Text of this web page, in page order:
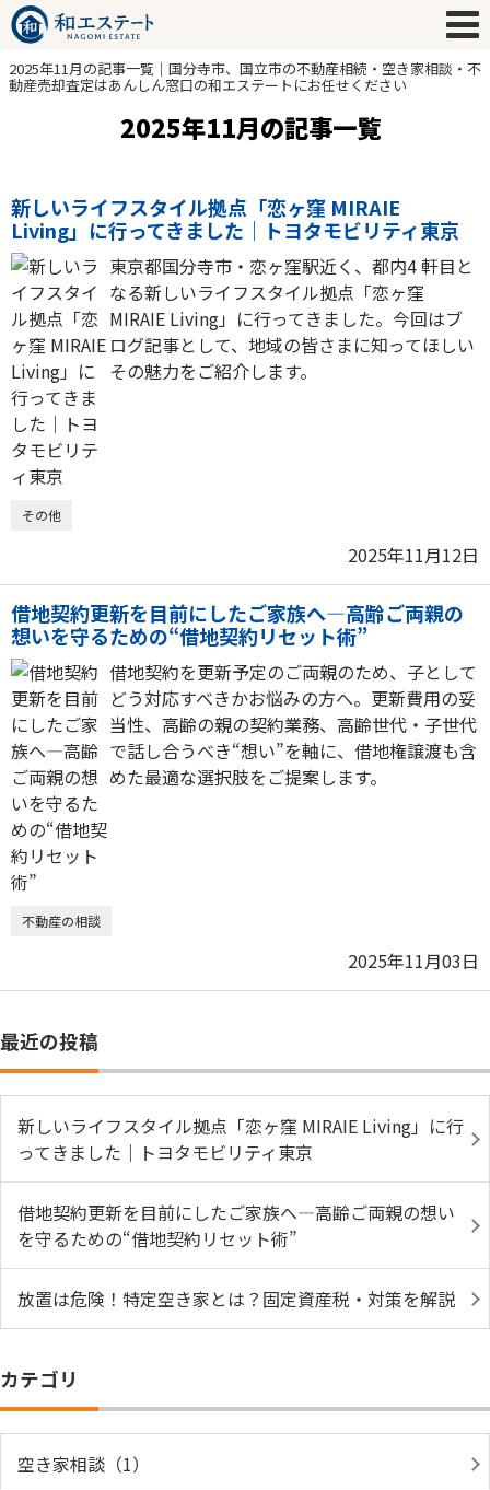
2025年11月の記事一覧｜国分寺市、国立市の不動産相続・空き家相談・不
動産売却査定はあんしん窓口の和エステートにお任せください
2025年11月の記事一覧
新しいライフスタイル拠点「恋ヶ窪 MIRAIE
Living」に行ってきました｜トヨタモビリティ東京
東京都国分寺市・恋ヶ窪駅近く、都内4 軒目と
なる新しいライフスタイル拠点「恋ヶ窪
MIRAIE Living」に行ってきました。今回はブ
ログ記事として、地域の皆さまに知ってほしい
その魅力をご紹介します。
その他
2025年11月12日
借地契約更新を目前にしたご家族へ―高齢ご両親の
想いを守るための“借地契約リセット術”
借地契約を更新予定のご両親のため、子として
どう対応すべきかお悩みの方へ。更新費用の妥
当性、高齢の親の契約業務、高齢世代・子世代
で話し合うべき“想い”を軸に、借地権譲渡も含
めた最適な選択肢をご提案します。
不動産の相談
2025年11月03日
最近の投稿
新しいライフスタイル拠点「恋ヶ窪 MIRAIE Living」に行
ってきました｜トヨタモビリティ東京
借地契約更新を目前にしたご家族へ―高齢ご両親の想い
を守るための“借地契約リセット術”
放置は危険！特定空き家とは？固定資産税・対策を解説
カテゴリ
空き家相談（1）